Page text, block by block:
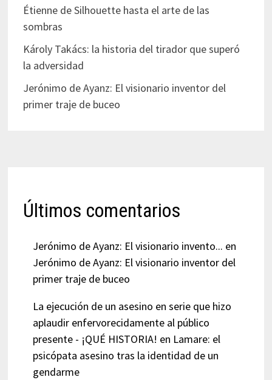
Étienne de Silhouette hasta el arte de las
sombras
Károly Takács: la historia del tirador que superó
la adversidad
Jerónimo de Ayanz: El visionario inventor del
primer traje de buceo
Últimos comentarios
Jerónimo de Ayanz: El visionario invento... en
Jerónimo de Ayanz: El visionario inventor del
primer traje de buceo
La ejecución de un asesino en serie que hizo
aplaudir enfervorecidamente al público
presente - ¡QUÉ HISTORIA! en Lamare: el
psicópata asesino tras la identidad de un
gendarme